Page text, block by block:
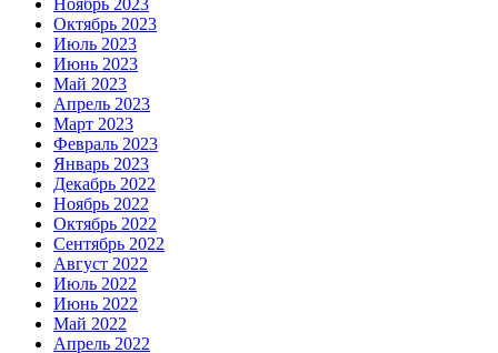
Ноябрь 2023
Октябрь 2023
Июль 2023
Июнь 2023
Май 2023
Апрель 2023
Март 2023
Февраль 2023
Январь 2023
Декабрь 2022
Ноябрь 2022
Октябрь 2022
Сентябрь 2022
Август 2022
Июль 2022
Июнь 2022
Май 2022
Апрель 2022